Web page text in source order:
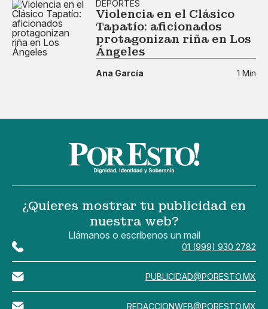
DEPORTES
Violencia en el Clásico
Tapatío: aficionados
protagonizan riña en Los
Ángeles
Ana García 1 Min
¿Quieres mostrar tu publicidad en
nuestra web?
Llámanos o escríbenos un mail
01 (999) 930 2782
PUBLICIDAD@PORESTO.MX
REDACCIONWEB@PORESTO.MX